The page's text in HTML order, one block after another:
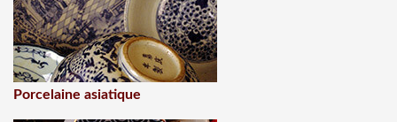
Porcelaine asiatique